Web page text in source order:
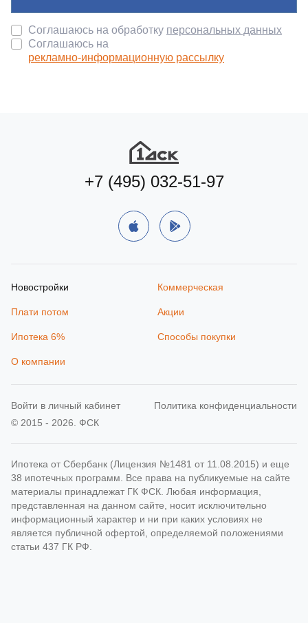
Соглашаюсь на обработку персональных данных
Соглашаюсь на
рекламно-информационную рассылку
+7 (495) 032-51-97
Новостройки Коммерческая
Плати потом Акции
Ипотека 6% Способы покупки
О компании
© 2015 - 2026. ФСК
Политика конфиденциальности
Ипотека от Сбербанк (Лицензия №1481 от 11.08.2015) и еще
38 ипотечных программ. Все права на публикуемые на сайте
материалы принадлежат ГК ФСК. Любая информация,
представленная на данном сайте, носит исключительно
информационный характер и ни при каких условиях не
является публичной офертой, определяемой положениями
статьи 437 ГК РФ.
Войти в личный кабинет